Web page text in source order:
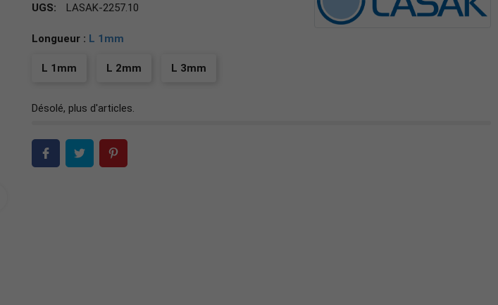
UGS:
LASAK-2257.10
Longueur : L 1mm
L 1mm L 2mm L 3mm
Désolé, plus d'articles.